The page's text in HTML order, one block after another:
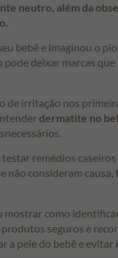
neutro, além da
bebê e imaginou o
deixar marcas que
de irritação nos
dermatite no
remédios
não consideram
mostrar como
seguros e
a pele do bebê e evitar